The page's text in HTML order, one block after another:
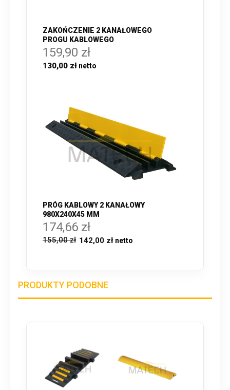
ZAKOŃCZENIE 2 KANAŁOWEGO
PROGU KABLOWEGO
159,90 zł
130,00 zł
PRÓG KABLOWY 2 KANAŁOWY
980X240X45 MM
174,66 zł
142,00 zł
155,00 zł
PRODUKTY PODOBNE